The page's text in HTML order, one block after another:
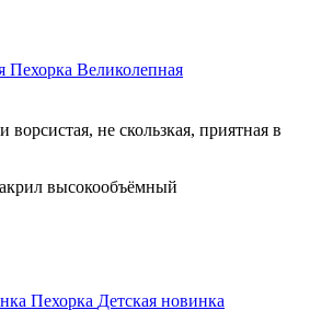
Пехорка Великолепная
ворсистая, не скользкая, приятная в
высокообъёмный
Пехорка Детская новинка